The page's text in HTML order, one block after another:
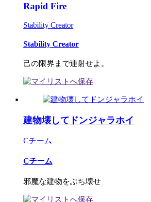
Rapid Fire
Stability Creator
Stability Creator
己の限界まで連射せよ。
建物壊してドンジャラホイ
Cチーム
Cチーム
邪魔な建物をぶち壊せ